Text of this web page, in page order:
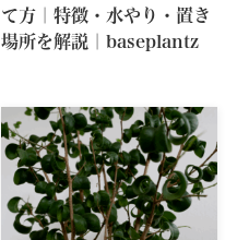
て方｜特徴・水やり・置き
場所を解説｜baseplantz